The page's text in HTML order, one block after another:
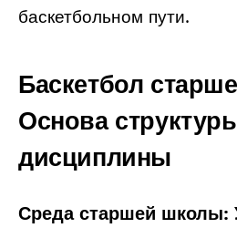
баскетбольном пути.
Баскетбол
Основа
дисциплины
Среда старшей школы: